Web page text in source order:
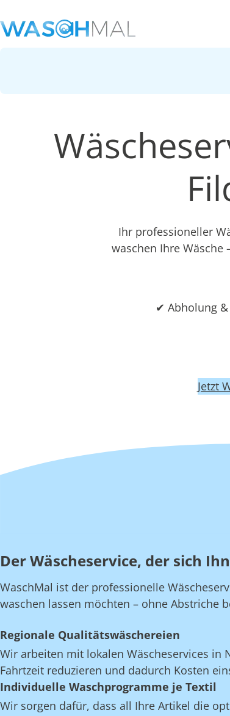
Ihr professioneller
waschen Ihre
✔ Abholung
Jetzt
Der Wäscheservice, der sich
WaschMal ist der professionelle
waschen lassen möchten – ohne Abstriche
Regionale Qualitätswäschereien
Wir arbeiten mit lokalen Wäscheservices in
Fahrtzeit reduzieren und dadurch Kosten
Individuelle Waschprogramme je Textil
Wir sorgen dafür, dass all Ihre Artikel die